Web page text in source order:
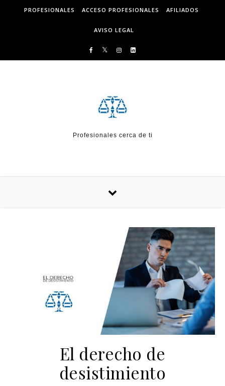
Skip to contentPROFESIONALES ACCESO PROFESIONALES AFILIADOS
AVISO LEGAL
Profesionales cerca de ti
El derecho de
desistimiento